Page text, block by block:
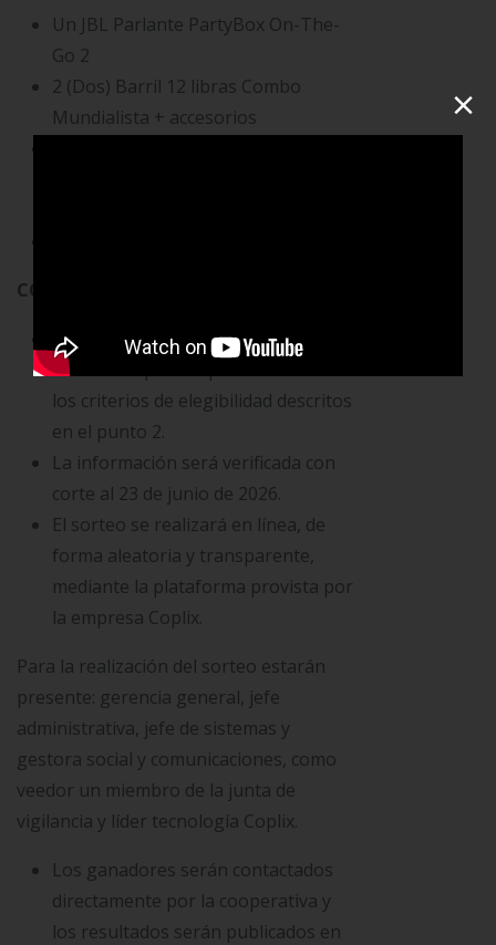
Un JBL Parlante PartyBox On-The-
Go 2
2 (Dos) Barril 12 libras Combo
Mundialista + accesorios
CONDICIONES DE LA CAMPAÑA:
Solo serán incluidos en el sorteo los
asociados que cumplan con todos
los criterios de elegibilidad descritos
en el punto 2.
La información será verificada con
corte al 23 de junio de 2026.
El sorteo se realizará en línea, de
forma aleatoria y transparente,
mediante la plataforma provista por
la empresa Coplix.
Para la realización del sorteo estarán
presente: gerencia general, jefe
administrativa, jefe de sistemas y
gestora social y comunicaciones, como
veedor un miembro de la junta de
vigilancia y líder tecnología Coplix.
Los ganadores serán contactados
directamente por la cooperativa y
los resultados serán publicados en
×